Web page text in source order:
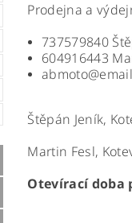
Prodejna a
737579840
604916443
Štěpán Jeník,
Martin Fesl,
Otevírací doba